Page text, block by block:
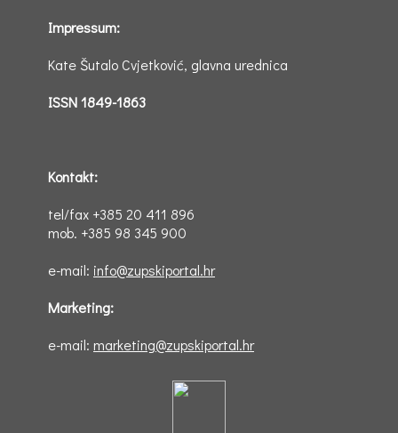
Impressum:
Kate Šutalo Cvjetković, glavna urednica
ISSN 1849-1863
Kontakt:
tel/fax +385 20 411 896
mob. +385 98 345 900
e-mail: info@zupskiportal.hr
Marketing:
e-mail: marketing@zupskiportal.hr